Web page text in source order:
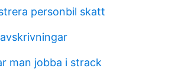
personbil skatt
man jobba i strack